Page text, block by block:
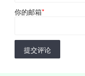
你的邮箱*
提交评论